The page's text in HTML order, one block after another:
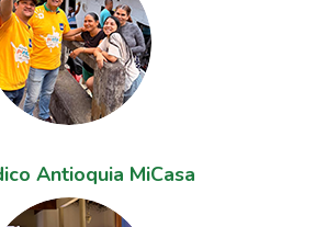
Antioquia MiCasa